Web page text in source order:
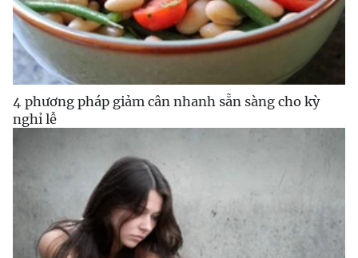
4 phương pháp giảm cân nhanh sẵn sàng cho kỳ
nghỉ lễ